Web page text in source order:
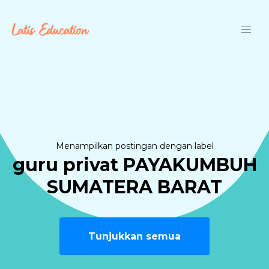
Menampilkan postingan dengan label
guru privat PAYAKUMBUH
SUMATERA BARAT
Tunjukkan semua